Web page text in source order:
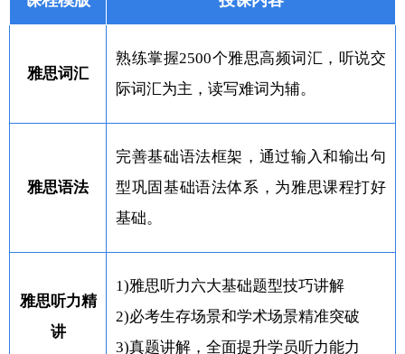
雅思词汇
熟练掌握2500个雅思高频词汇，听说交
际词汇为主，读写难词为辅。
雅思语法
完善基础语法框架，通过输入和输出句
型巩固基础语法体系，为雅思课程打好
基础。
雅思听力精
讲
1)雅思听力六大基础题型技巧讲解
2)必考生存场景和学术场景精准突破
3)真题讲解，全面提升学员听力能力